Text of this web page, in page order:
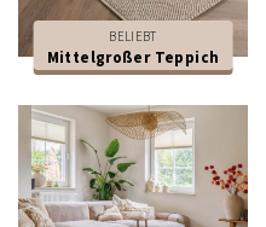
BELIEBT
Mittelgroßer Teppich